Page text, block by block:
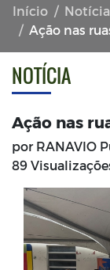
Início
Ação nas ruas contra
NOTÍCIA
Ação nas
por RANAVIO
89